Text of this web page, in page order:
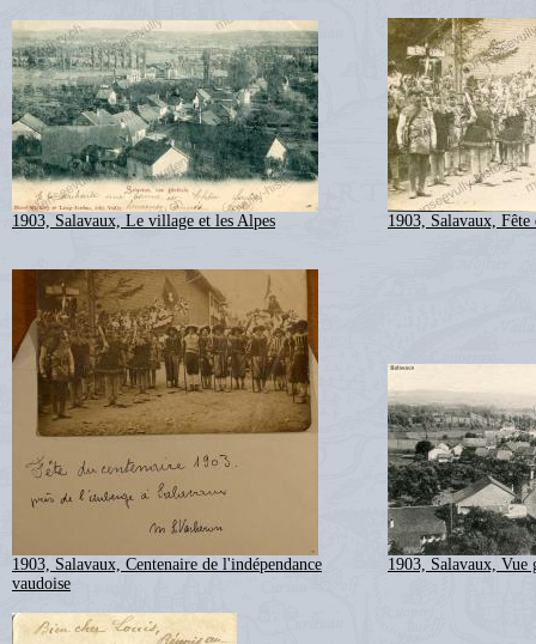
1903, Salavaux, Le village et les Alpes 1903, Salavaux, Fête
1903, Salavaux, Centenaire de l'indépendance
vaudoise
1903, Salavaux, Vue